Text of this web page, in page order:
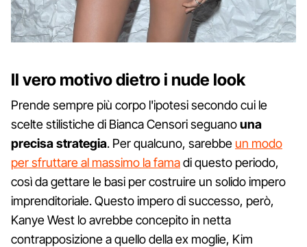
Il vero motivo dietro i nude look
Prende sempre più corpo l'ipotesi secondo cui le
scelte stilistiche di Bianca Censori seguanouna
precisa strategia. Per qualcuno, sarebbe un modo
per sfruttare al massimo la famadi questo periodo,
così da gettare le basi per costruire un solido impero
imprenditoriale. Questo impero di successo, però,
Kanye West lo avrebbe concepito in netta
contrapposizione a quello della ex moglie, Kim